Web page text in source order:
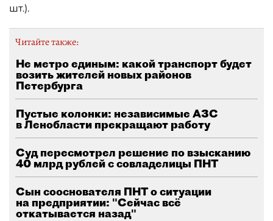
шт.).
Читайте также:
Не метро единым: какой транспорт будет
возить жителей новых районов
Петербурга
Пустые колонки: независимые АЗС
в Ленобласти прекращают работу
Суд пересмотрел решение по взысканию
40 млрд рублей с совладелицы ПНТ
Сын сооснователя ПНТ о ситуации
на предприятии: "Сейчас всё
откатывается назад"